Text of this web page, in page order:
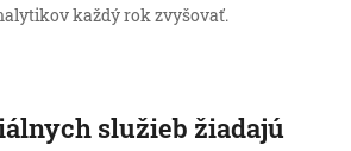
každý rok zvyšovať.
služieb žiadajú